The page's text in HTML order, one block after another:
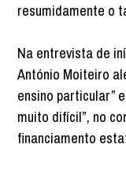
resumidamente o
Na entrevista de
António Moiteiro
ensino particular”
muito difícil”, no
financiamento